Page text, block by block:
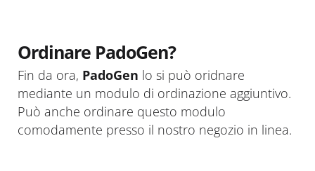
Ordinare PadoGen?
Fin da ora, PadoGen lo si può oridnare
mediante un modulo di ordinazione aggiuntivo.
Può anche ordinare questo modulo
comodamente presso il nostro negozio in linea.